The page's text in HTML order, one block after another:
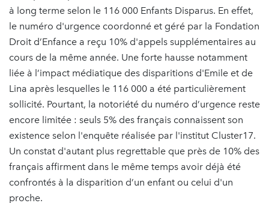
à long terme selon le 116 000 Enfants Disparus. En effet,
le numéro d'urgence coordonné et géré par la Fondation
Droit d’Enfance a reçu 10% d'appels supplémentaires au
cours de la même année. Une forte hausse notamment
liée à l’impact médiatique des disparitions d'Emile et de
Lina après lesquelles le 116 000 a été particulièrement
sollicité. Pourtant, la notoriété du numéro d’urgence reste
encore limitée : seuls 5% des français connaissent son
existence selon l'enquête réalisée par l'institut Cluster17.
Un constat d'autant plus regrettable que près de 10% des
français affirment dans le même temps avoir déjà été
confrontés à la disparition d’un enfant ou celui d'un
proche.